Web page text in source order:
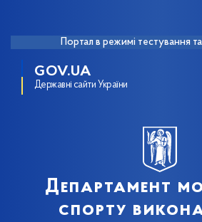
Портал в режимі тестування
GOV.UA
Державні сайти України
Департамент
спорту